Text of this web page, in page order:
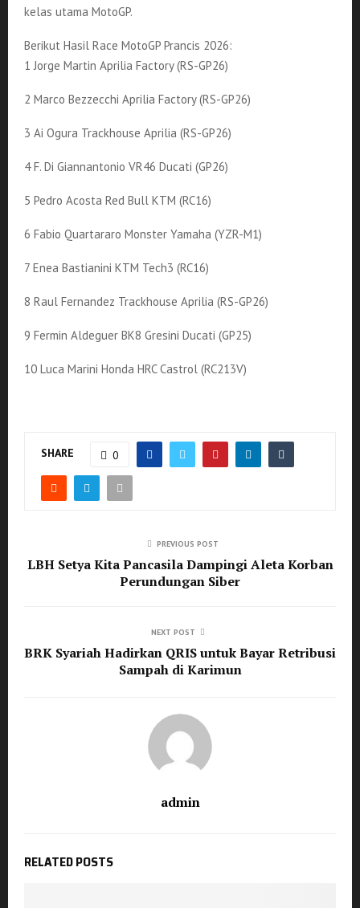
kelas utama MotoGP.
Berikut Hasil Race MotoGP Prancis 2026:
1 Jorge Martin Aprilia Factory (RS-GP26)
2 Marco Bezzecchi Aprilia Factory (RS-GP26)
3 Ai Ogura Trackhouse Aprilia (RS-GP26)
4 F. Di Giannantonio VR46 Ducati (GP26)
5 Pedro Acosta Red Bull KTM (RC16)
6 Fabio Quartararo Monster Yamaha (YZR-M1)
7 Enea Bastianini KTM Tech3 (RC16)
8 Raul Fernandez Trackhouse Aprilia (RS-GP26)
9 Fermin Aldeguer BK8 Gresini Ducati (GP25)
10 Luca Marini Honda HRC Castrol (RC213V)
SHARE 0
PREVIOUS POST
LBH Setya Kita Pancasila Dampingi Aleta Korban
Perundungan Siber
NEXT POST
BRK Syariah Hadirkan QRIS untuk Bayar Retribusi
Sampah di Karimun
admin
RELATED POSTS